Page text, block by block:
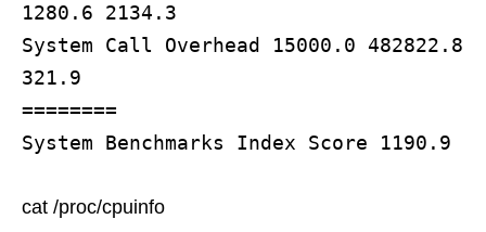
1280.6 2134.3
System Call Overhead 15000.0 482822.8
321.9
========
System Benchmarks Index Score 1190.9
cat /proc/cpuinfo